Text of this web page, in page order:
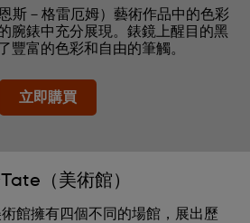
斯－格雷厄姆）藝術作品中的色彩
腕錶中充分展現。錶鏡上醒目的黑
豐富的色彩和自由的筆觸。
立即購買
（美術館）
館擁有四個不同的場館，展出歷